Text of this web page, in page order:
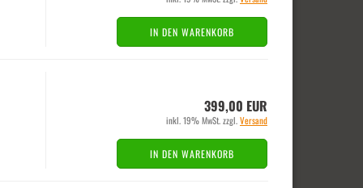
IN DEN WARENKORB
399,00 EUR
inkl. 19% MwSt. zzgl.Versand
IN DEN WARENKORB